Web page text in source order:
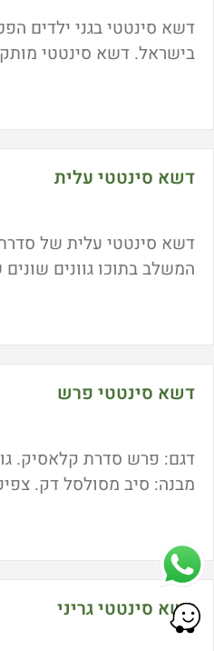
דשא סינטטי בגני ילדים
בישראל. דשא סינטטי
ופעוטונים ולא בכדי. מה
האם הוא מגן מפני
דשא סינטטי עלית
המשלב בתוכו גוונים
דשא סינטטי פרש
ירוק כהה, ירוק בהיר,
דשא סינטטי גריני